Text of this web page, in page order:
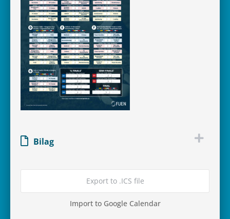
Bilag
Export to .ICS file
Import to Google Calendar